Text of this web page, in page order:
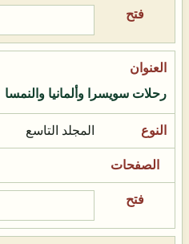
رحلات سويسرا وألمانيا والنمسا
المجلد التاسع